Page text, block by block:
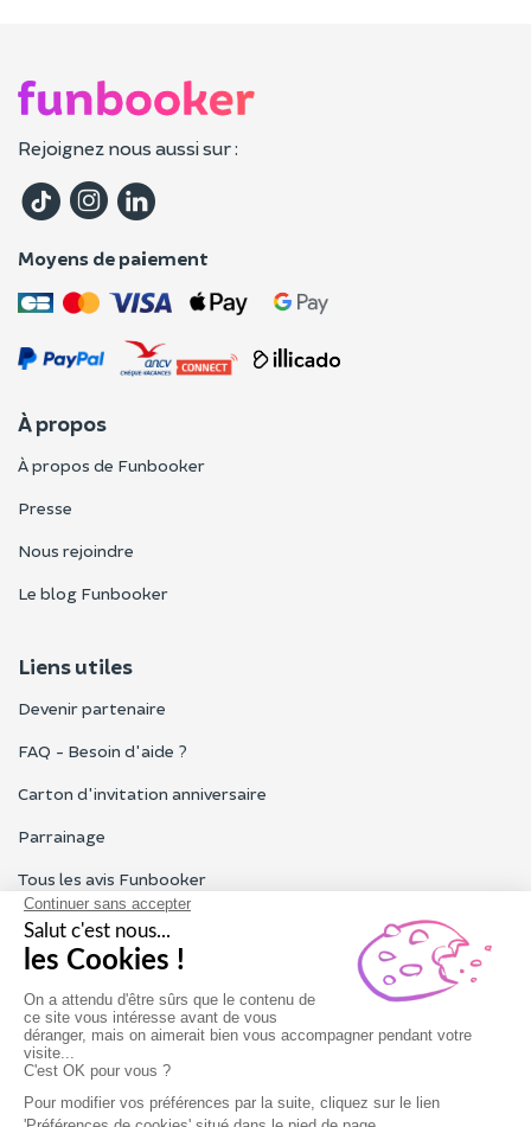
Rejoignez nous aussi sur :
Moyens de paiement
À propos
À propos de Funbooker
Presse
Nous rejoindre
Le blog Funbooker
Liens utiles
Devenir partenaire
FAQ - Besoin d'aide ?
Carton d'invitation anniversaire
Parrainage
Tous les avis Funbooker
Particuliers, entreprises, professionnels
Notre service client est ouvert du lundi au vendredi de 9h à 18h
Nous contacter